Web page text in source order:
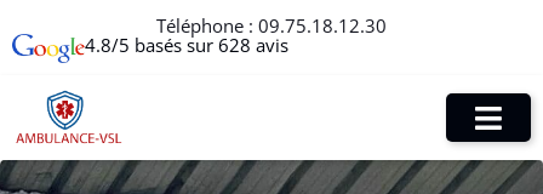
Téléphone : 09.75.18.12.30
4.8/5 basés sur 628 avis